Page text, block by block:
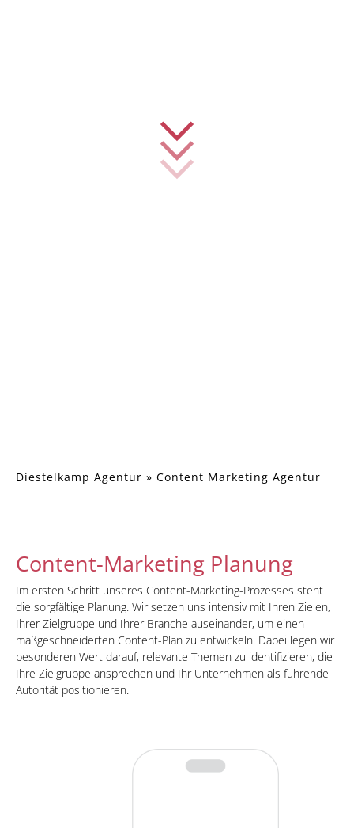
Diestelkamp Agentur » Content Marketing Agentur
Content-Marketing Planung
Im ersten Schritt unseres Content-Marketing-Prozesses steht
die sorgfältige Planung. Wir setzen uns intensiv mit Ihren Zielen,
Ihrer Zielgruppe und Ihrer Branche auseinander, um einen
maßgeschneiderten Content-Plan zu entwickeln. Dabei legen wir
besonderen Wert darauf, relevante Themen zu identifizieren, die
Ihre Zielgruppe ansprechen und Ihr Unternehmen als führende
Autorität positionieren.